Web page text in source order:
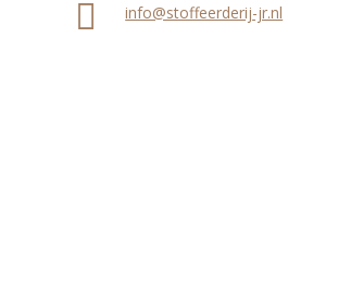
info@stoffeerderij-jr.nl